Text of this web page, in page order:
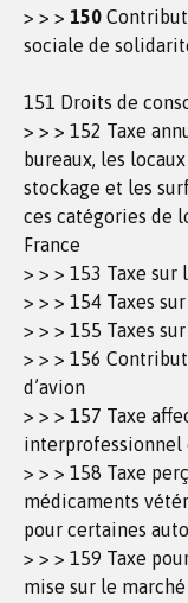
> > > 150
sociale de
151 Droits de
> > > 152 Taxe
bureaux, les
stockage et les
ces catégories de
France
> > > 153 Taxe sur
> > > 154 Taxes
> > > 155 Taxes
> > > 156
d’avion
> > > 157 Taxe
interprofessionnel
> > > 158 Taxe
médicaments
pour certaines
> > > 159 Taxe
mise sur le